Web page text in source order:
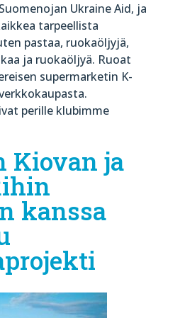
Ukraine Aid, ja
tarpeellista
pastaa, ruokaöljyjä,
ja ruokaöljyä. Ruoat
supermarketin K-
perille klubimme
Kiovan ja
kanssa